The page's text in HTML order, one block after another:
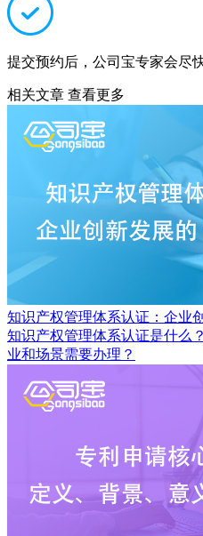
提交预约后，公司宝专家会尽
相关文章 查看更多
知识产权管理体系认证：企业
知识产权管理体系认证是什么
业和场景需要办理？